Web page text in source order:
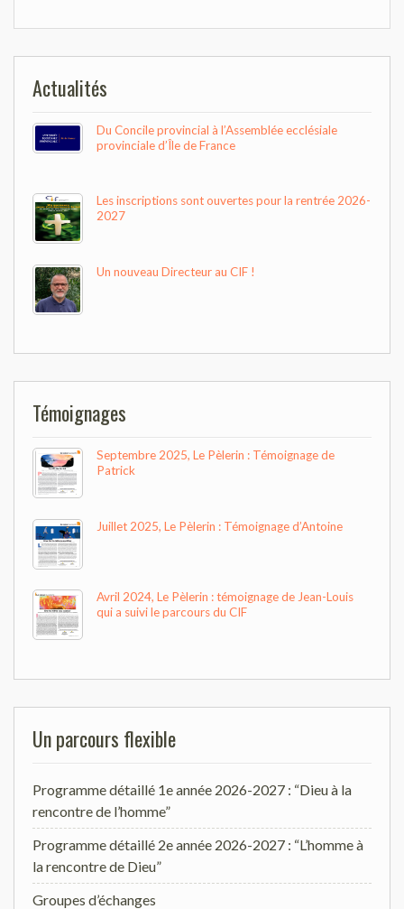
l’article
Actualités
Du Concile provincial à l’Assemblée ecclésiale
provinciale d’Île de France
Les inscriptions sont ouvertes pour la rentrée 2026-
2027
Un nouveau Directeur au CIF !
Témoignages
Septembre 2025, Le Pèlerin : Témoignage de
Patrick
Juillet 2025, Le Pèlerin : Témoignage d’Antoine
Avril 2024, Le Pèlerin : témoignage de Jean-Louis
qui a suivi le parcours du CIF
Un parcours flexible
Programme détaillé 1e année 2026-2027 : “Dieu à la
rencontre de l’homme”
Programme détaillé 2e année 2026-2027 : “L’homme à
la rencontre de Dieu”
Groupes d’échanges